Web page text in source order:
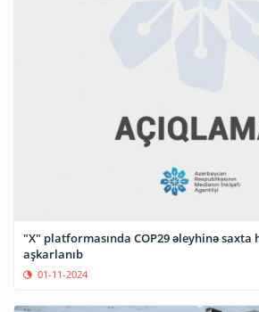
"X" platformasında COP29 əleyhinə
aşkarlanıb
01-11-2024